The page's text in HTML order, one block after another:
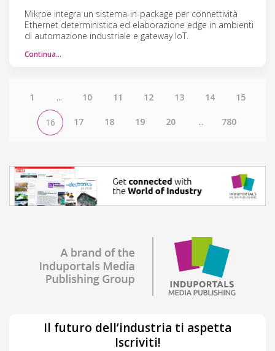
Mikroe integra un sistema-in-package per connettività
Ethernet deterministica ed elaborazione edge in ambienti
di automazione industriale e gateway IoT.
Continua…
1 ... 10 11 12 13 14 15
16 17 18 19 20 ... 780
Il futuro dell’industria ti aspetta
Iscriviti!